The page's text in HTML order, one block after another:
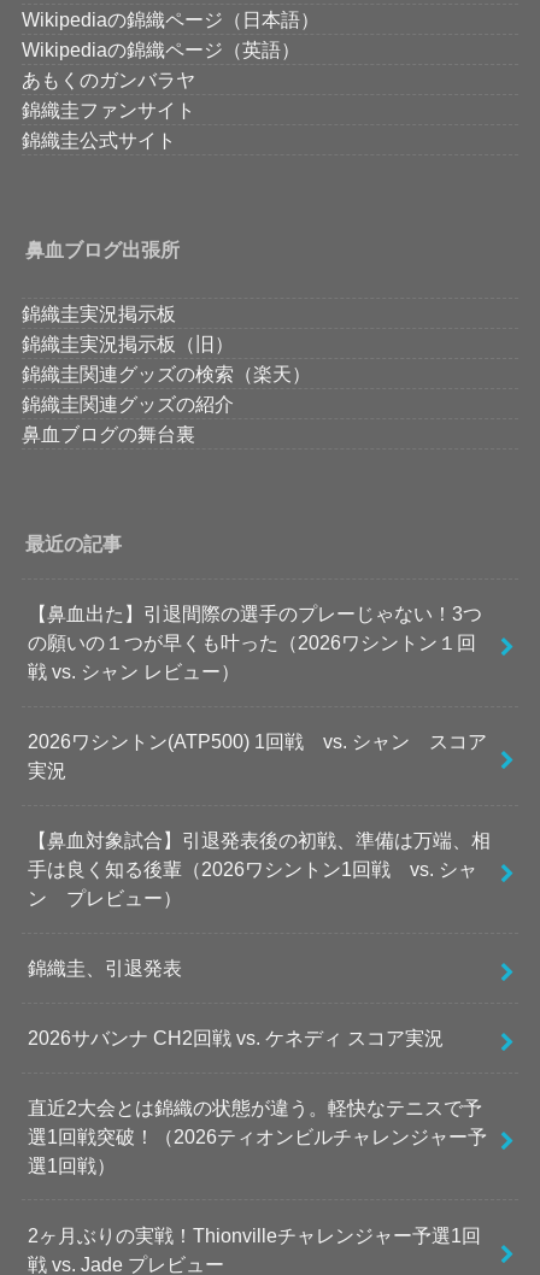
Wikipediaの錦織ページ（日本語）
Wikipediaの錦織ページ（英語）
あもくのガンバラヤ
錦織圭ファンサイト
錦織圭公式サイト
鼻血ブログ出張所
錦織圭実況掲示板
錦織圭実況掲示板（旧）
錦織圭関連グッズの検索（楽天）
錦織圭関連グッズの紹介
鼻血ブログの舞台裏
最近の記事
【鼻血出た】引退間際の選手のプレーじゃない！3つ
の願いの１つが早くも叶った（2026ワシントン１回
戦 vs. シャン レビュー）
2026ワシントン(ATP500) 1回戦 vs. シャン スコア
実況
【鼻血対象試合】引退発表後の初戦、準備は万端、相
手は良く知る後輩（2026ワシントン1回戦 vs. シャ
ン プレビュー）
錦織圭、引退発表
2026サバンナ CH2回戦 vs. ケネディ スコア実況
直近2大会とは錦織の状態が違う。軽快なテニスで予
選1回戦突破！（2026ティオンビルチャレンジャー予
選1回戦）
2ヶ月ぶりの実戦！Thionvilleチャレンジャー予選1回
戦 vs. Jade プレビュー